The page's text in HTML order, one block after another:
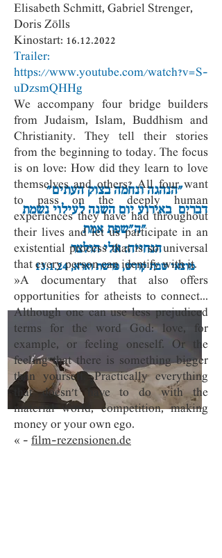
"הנהגה ונחמה בצוק העתים"
דברים באירוע יום השנה לעילוי נשמת
ה"שפת אמת"
הנחייה: אלי הולצר
מוצאי שבת קודש, פרשת וארא, 13.1.24
Elisabeth Schmitt, Gabriel Strenger,
Doris Zölls
Kinostart: 16.12.2022
Trailer:
https://www.youtube.com/watch?v=S-
uDzsmQHHg
We accompany four bridge builders
from Judaism, Islam, Buddhism and
Christianity. They tell their stories
from the beginning to today. The focus
is on love: How did they learn to love
themselves and others? All four want
to pass on the deeply human
experiences they have had throughout
their lives and let us participate in an
existential process that is so universal
that every person can identify with it.
»A documentary that also offers
opportunities for atheists to connect...
Although one can use less prejudiced
terms for the word God: love, for
example, or feeling oneself. Or the
feeling that there is something bigger
than yourself. Practically everything
that doesn't have to do with the
material world, competition, making
money or your own ego.
« – film-rezensionen.de